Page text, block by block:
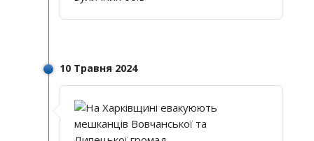
10 Травня 2024